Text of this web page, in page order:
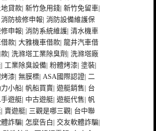
貸款 |新竹急用錢 |新竹免留車
|消防檢修申報 |消防設備維護保
申報 |消防系統維護 |清水機車
款 |大雅機車借款 |龍井汽車借
洗滌塔工業除臭劑
洗滌塔廠
工業除臭設備 |粉體烤漆 |塗裝
漆 |無膜標 |ASA國際認證 |二
小船 帆船買賣 |遊艇銷售 台
遊艇 中古遊艇 |遊艇代售 帆
賣遊艇 三觀是哪三觀 台中聯
詐騙 怎麼告白 交友軟體詐騙